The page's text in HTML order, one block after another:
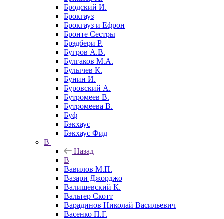
Бродский И.
Брокгауз
Брокгауз и Ефрон
Бронте Сестры
Брэдбери Р.
Бугров А.В.
Булгаков М.А.
Булычев К.
Бунин И.
Буровский А.
Бутромеев В.
Бутромеева В.
Буф
Бэкхаус
Бэкхаус Фид
В
Назад
В
Вавилов М.П.
Вазари Джорджо
Валишевский К.
Вальтер Скотт
Варадинов Николай Васильевич
Васенко П.Г.